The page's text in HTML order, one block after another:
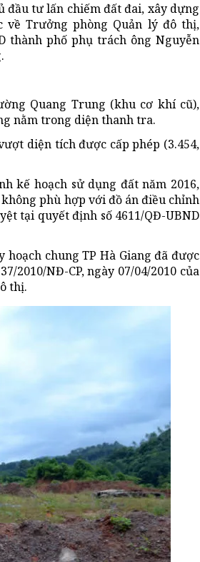
đầu tư lấn chiếm đất đai, xây dựng
về Trưởng phòng Quản lý đô thị,
thành phố phụ trách ông Nguyễn
Quang Trung (khu cơ khí cũ),
nằm trong diện thanh tra.
diện tích được cấp phép (3.454,
kế hoạch sử dụng đất năm 2016,
phù hợp với đồ án điều chỉnh
tại quyết định số 4611/QĐ-UBND
chung TP Hà Giang đã được
2010/NĐ-CP, ngày 07/04/2010 của
thị.